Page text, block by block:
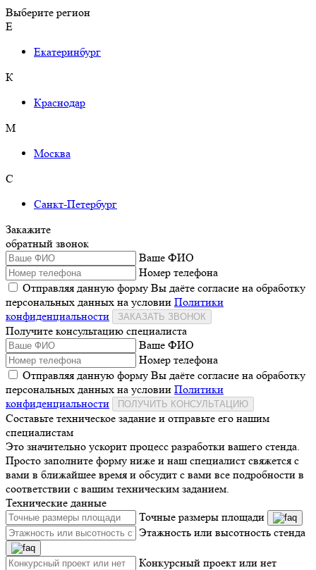
Выберите регион
Е
Екатеринбург
К
Краснодар
М
Москва
С
Санкт-Петербург
Закажите
обратный звонок
Ваше ФИО
Номер телефона
Отправляя данную форму Вы даёте согласие на обработку
персональных данных на условии Политики
конфиденциальности
ЗАКАЗАТЬ ЗВОНОК
Получите консультацию специалиста
Ваше ФИО
Номер телефона
Отправляя данную форму Вы даёте согласие на обработку
персональных данных на условии Политики
конфиденциальности
ПОЛУЧИТЬ КОНСУЛЬТАЦИЮ
Составьте техническое задание и отправьте его нашим
специалистам
Это значительно ускорит процесс разработки вашего стенда.
Просто заполните форму ниже и наш специалист свяжется с
вами в ближайшее время и обсудит с вами все подробности в
соответствии с вашим техническим заданием.
Технические данные
Точные размеры площади
Этажность или высотность стенда
Конкурсный проект или нет